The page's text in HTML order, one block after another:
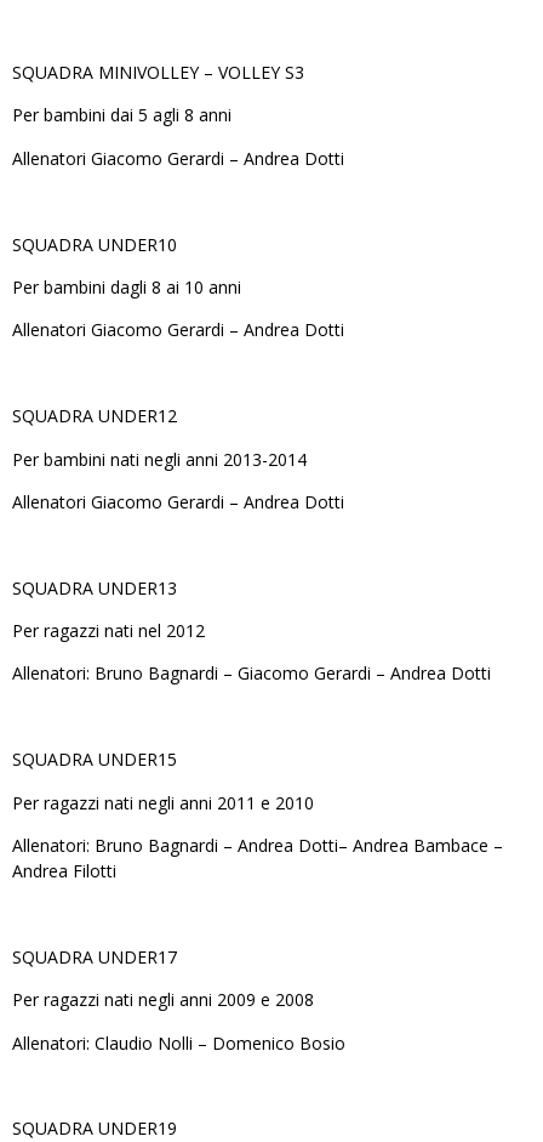
SQUADRA MINIVOLLEY – VOLLEY S3
Per bambini dai 5 agli 8 anni
Allenatori Giacomo Gerardi – Andrea Dotti
SQUADRA UNDER10
Per bambini dagli 8 ai 10 anni
Allenatori Giacomo Gerardi – Andrea Dotti
SQUADRA UNDER12
Per bambini nati negli anni 2013-2014
Allenatori Giacomo Gerardi – Andrea Dotti
SQUADRA UNDER13
Per ragazzi nati nel 2012
Allenatori: Bruno Bagnardi – Giacomo Gerardi – Andrea Dotti
SQUADRA UNDER15
Per ragazzi nati negli anni 2011 e 2010
Allenatori: Bruno Bagnardi – Andrea Dotti– Andrea Bambace –
Andrea Filotti
SQUADRA UNDER17
Per ragazzi nati negli anni 2009 e 2008
Allenatori: Claudio Nolli – Domenico Bosio
SQUADRA UNDER19